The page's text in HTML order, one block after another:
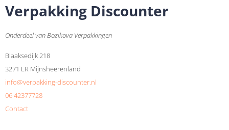
Verpakking Discounter
Onderdeel van Bozikova Verpakkingen
Blaaksedijk 218
3271 LR Mijnsheerenland
info@verpakking-discounter.nl
06 42377728
Contact